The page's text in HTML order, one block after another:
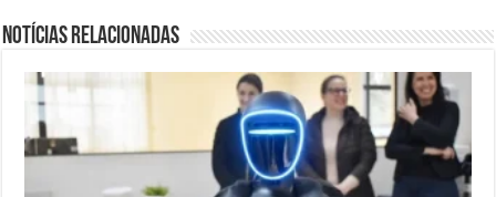
Notícias relacionadas